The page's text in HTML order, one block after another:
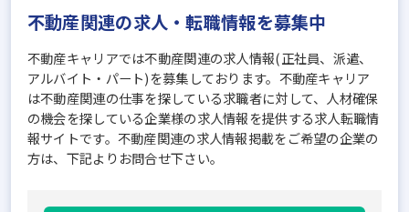
不動産関連の求人・転職情報を募集中
不動産キャリアでは不動産関連の求人情報(正社員、派遣、
アルバイト・パート)を募集しております。不動産キャリア
は不動産関連の仕事を探している求職者に対して、人材確保
の機会を探している企業様の求人情報を提供する求人転職情
報サイトです。不動産関連の求人情報掲載をご希望の企業の
方は、下記よりお問合せ下さい。